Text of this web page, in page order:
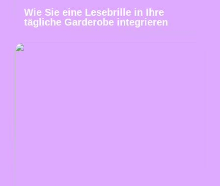
Wie Sie eine Lesebrille in Ihre
tägliche Garderobe integrieren